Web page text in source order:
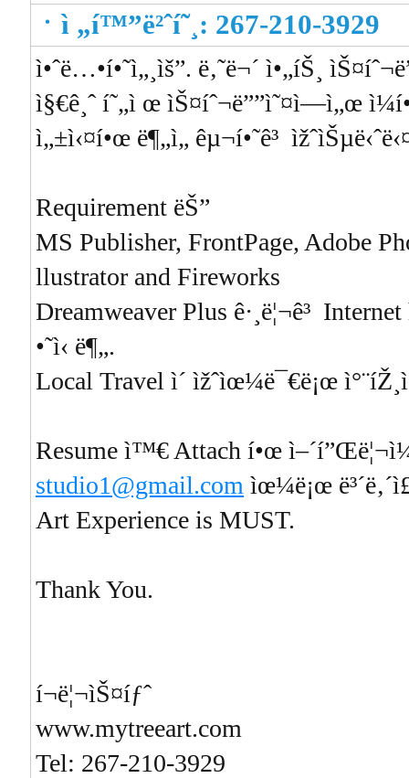
ㆍì „í™”ë²ˆí˜¸: 267-210-3929
ì•ˆë…•í•˜ì„¸ìš”. ë‚˜ë¬´ ì•„íŠ¸
ì§€ê¸ˆ í˜„ì œ ìŠ¤íˆ¬ë””ì˜¤ì—ì„œ
ì„±ì‹¤í•œ ë¶„ì„ êµ¬í•˜ê³
Requirement ëŠ”
MS Publisher, FrontPage, Adobe
llustrator and Fireworks
Dreamweaver Plus ê·¸ë¦¬ê³ Internet
•˜ì‹ ë¶„.
Local Travel ì´ ìžˆìœ¼ë¯€ë¡œ
Resume ì™€ Attach í•œ
studio1@gmail.com ìœ¼ë¡œ
Art Experience is MUST.
Thank You.
í¬ë¦¬ìŠ¤íƒˆ
www.mytreeart.com
Tel: 267-210-3929